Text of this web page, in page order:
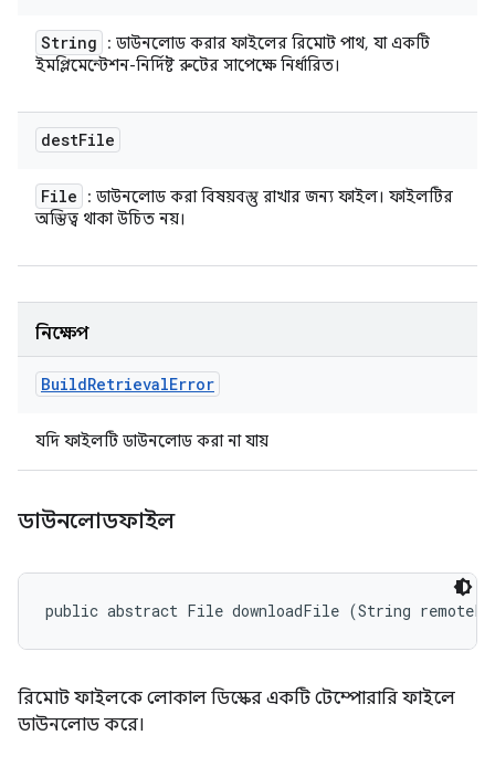
String
: ডাউনলোড করার ফাইলের রিমোট পাথ, যা একটি
ইমপ্লিমেন্টেশন-নির্দিষ্ট রুটের সাপেক্ষে নির্ধারিত।
destFile
File
: ডাউনলোড করা বিষয়বস্তু রাখার জন্য ফাইল। ফাইলটির
অস্তিত্ব থাকা উচিত নয়।
নিক্ষেপ
BuildRetrievalError
যদি ফাইলটি ডাউনলোড করা না যায়
ডাউনলোডফাইল
public abstract File downloadFile (String
রিমোট ফাইলকে লোকাল ডিস্কের একটি টেম্পোরারি ফাইলে
ডাউনলোড করে।